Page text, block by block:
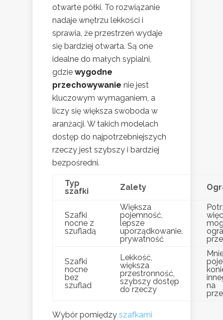
otwarte półki. To rozwiązanie
nadaje wnętrzu lekkości i
sprawia, że przestrzeń wydaje
się bardziej otwarta. Są one
idealne do małych sypialni,
gdzie wygodne
przechowywanie nie jest
kluczowym wymaganiem, a
liczy się większa swoboda w
aranżacji. W takich modelach
dostęp do najpotrzebniejszych
rzeczy jest szybszy i bardziej
bezpośredni.
Typ
szafki
Zalety
Szafki
nocne z
szufladą
Większa
pojemność,
lepsze
uporządkowanie,
prywatność
Szafki
nocne
bez
szuflad
Lekkość,
większa
przestronność,
szybszy dostęp
do rzeczy
na
Wybór pomiędzy szafkami